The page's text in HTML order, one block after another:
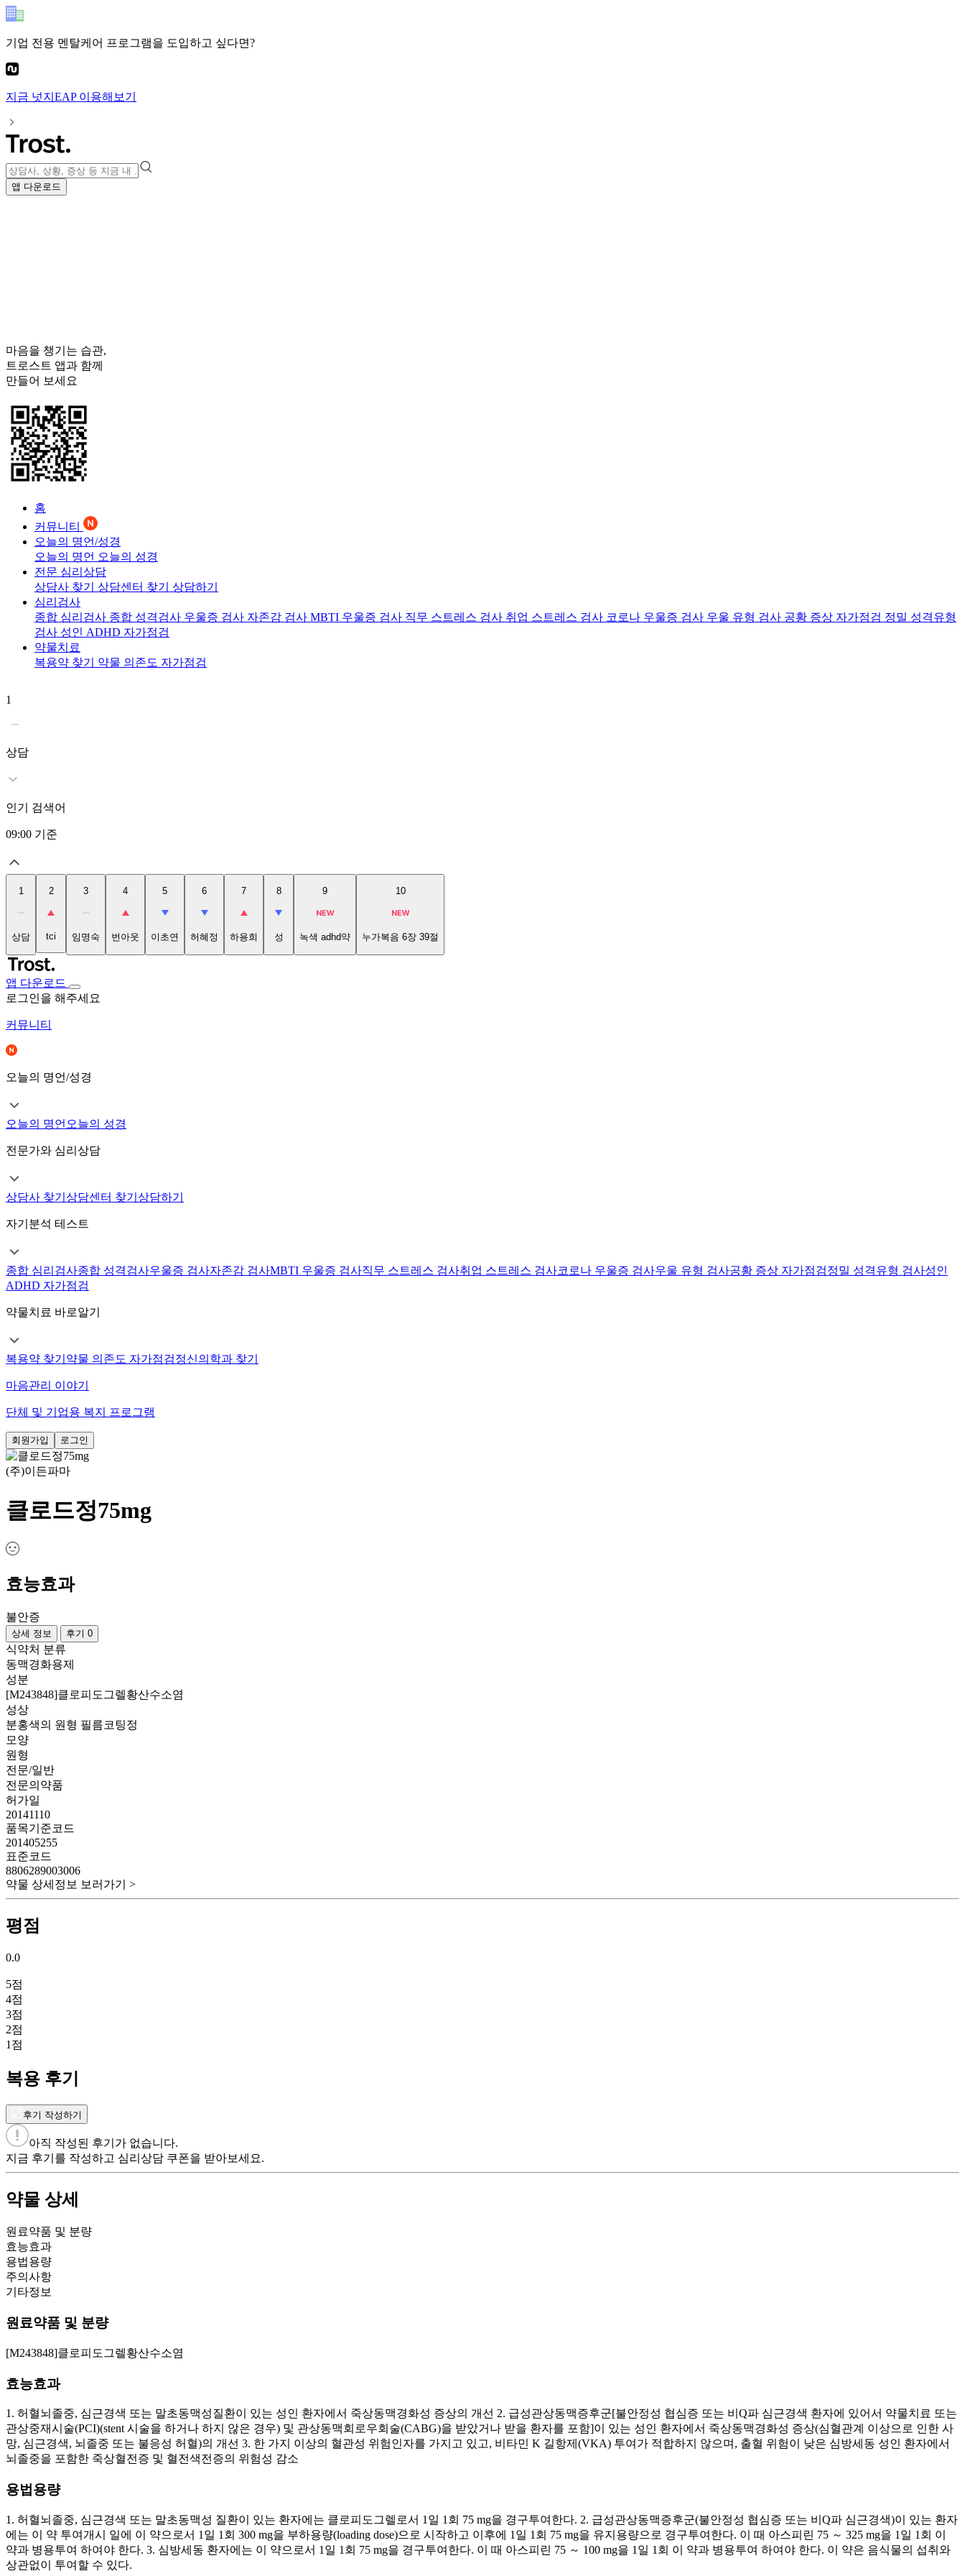
기업 전용 멘탈케어 프로그램을 도입하고 싶다면?
지금 넛지EAP이용해보기
앱 다운로드
마음을 챙기는 습관,
트로스트 앱과 함께
만들어 보세요
홈
커뮤니티
오늘의 명언/성경
오늘의 명언 오늘의 성경
전문 심리상담
상담사 찾기 상담센터 찾기 상담하기
심리검사
종합 심리검사 종합 성격검사 우울증 검사 자존감 검사 MBTI 우울증 검사 직무 스트레스 검사 취업 스트레스 검사 코로나 우울증 검사 우울 유형 검사 공황 증상 자가점검 정밀 성격유형
검사 성인 ADHD 자가점검
약물치료
복용약 찾기 약물 의존도 자가점검
1
상담
인기 검색어
09:00 기준
1
상담
2
tci
3
임명숙
4
번아웃
5
이초연
6
허혜정
7
하용희
8
성
9
녹색 adhd약
10
누가복음 6장 39절
앱 다운로드
로그인을 해주세요
커뮤니티
오늘의 명언/성경
오늘의 명언 오늘의 성경
전문가와 심리상담
상담사 찾기 상담센터 찾기 상담하기
자기분석 테스트
종합 심리검사종합 성격검사우울증 검사자존감 검사MBTI 우울증 검사직무 스트레스 검사취업 스트레스 검사코로나 우울증 검사우울 유형 검사공황 증상 자가점검정밀 성격유형 검사성인
ADHD 자가점검
약물치료 바로알기
복용약 찾기 약물 의존도 자가점검정신의학과 찾기
마음관리 이야기
단체 및 기업용 복지 프로그램
회원가입 로그인
(주)이든파마
클로드정75mg
효능효과
불안증
상세 정보 후기 0
식약처 분류
동맥경화용제
성분
[M243848]클로피도그렐황산수소염
성상
분홍색의 원형 필름코팅정
모양
원형
전문/일반
전문의약품
허가일
20141110
품목기준코드
201405255
표준코드
8806289003006
약물 상세정보 보러가기 >
평점
0.0
5점
4점
3점
2점
1 점
복용 후기
후기 작성하기
아직 작성된 후기가 없습니다.
지금 후기를 작성하고 심리상담 쿠폰을 받아보세요.
약물 상세
원료약품 및 분량
효능효과
용법용량
주의사항
기타정보
원료약품 및 분량
[M243848]클로피도그렐황산수소염
효능효과
1. 허혈뇌졸중, 심근경색 또는 말초동맥성질환이 있는 성인 환자에서 죽상동맥경화성 증상의 개선 2. 급성관상동맥증후군[불안정성 협심증 또는 비Q파 심근경색 환자에 있어서 약물치료 또는
관상중재시술(PCI)(stent 시술을 하거나 하지 않은 경우) 및 관상동맥회로우회술(CABG)을 받았거나 받을 환자를 포함]이 있는 성인 환자에서 죽상동맥경화성 증상(심혈관계 이상으로 인한 사
망, 심근경색, 뇌졸중 또는 불응성 허혈)의 개선 3. 한 가지 이상의 혈관성 위험인자를 가지고 있고, 비타민 K 길항제(VKA) 투여가 적합하지 않으며, 출혈 위험이 낮은 심방세동 성인 환자에서
뇌졸중을 포함한 죽상혈전증 및 혈전색전증의 위험성 감소
용법용량
1. 허혈뇌졸중, 심근경색 또는 말초동맥성 질환이 있는 환자에는 클로피도그렐로서 1일 1회 75 mg을 경구투여한다. 2. 급성관상동맥증후군(불안정성 협심증 또는 비Q파 심근경색)이 있는 환자
에는 이 약 투여개시 일에 이 약으로서 1일 1회 300 mg을 부하용량(loading dose)으로 시작하고 이후에 1일 1회 75 mg을 유지용량으로 경구투여한다. 이 때 아스피린 75 ～ 325 mg을 1일 1회 이
약과 병용투여 하여야 한다. 3. 심방세동 환자에는 이 약으로서 1일 1회 75 mg을 경구투여한다. 이 때 아스피린 75 ～ 100 mg을 1일 1회 이 약과 병용투여 하여야 한다. 이 약은 음식물의 섭취와
상관없이 투여할 수 있다.